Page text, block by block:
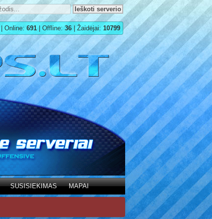
| Online: 691 | Offline: 36 | Žaidėjai: 10799
SUSISIEKIMAS MAPAI